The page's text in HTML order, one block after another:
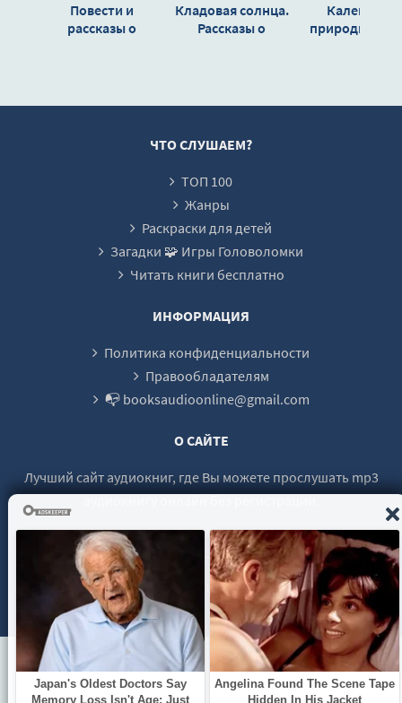
Повести и
рассказы о
Кладовая солнца.
Рассказы о
Календарь
природы.
ЧТО СЛУШАЕМ?
ТОП 100
Жанры
Раскраски для детей
Загадки 🧩 Игры Головоломки
Читать книги бесплатно
ИНФОРМАЦИЯ
Политика конфиденциальности
Правообладателям
📭 booksaudioonline@gmail.com
О САЙТЕ
Лучший сайт аудиокниг, где Вы можете прослушать mp3
© 2021 - 2026 booksaudio-online.com Все права защищены.